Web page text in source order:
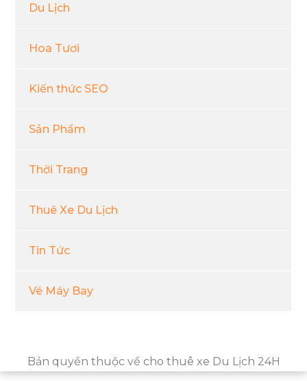
Du Lịch
Hoa Tươi
Kiến thức SEO
Sản Phẩm
Thời Trang
Thuê Xe Du Lịch
Tin Tức
Vé Máy Bay
Bản quyền thuộc về cho thuê xe Du Lịch 24H